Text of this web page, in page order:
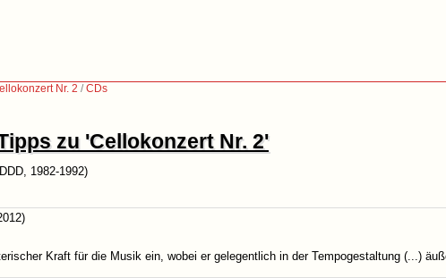
Nr. 2 /CDs
zu 'Cellokonzert Nr. 2'
1982-1992)
Kraft für die Musik ein, wobei er gelegentlich in der Tempogestaltung (...)